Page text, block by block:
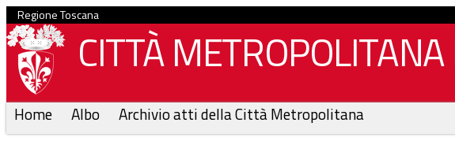
Regione Toscana
CITTÀ
Home Albo Archivio atti della Città Metropolitana